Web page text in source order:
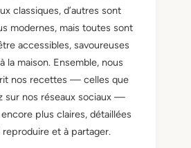
classiques, d’autres sont
modernes, mais toutes sont
accessibles, savoureuses
la maison. Ensemble, nous
nos recettes — celles que
sur nos réseaux sociaux —
plus claires, détaillées
et à partager.